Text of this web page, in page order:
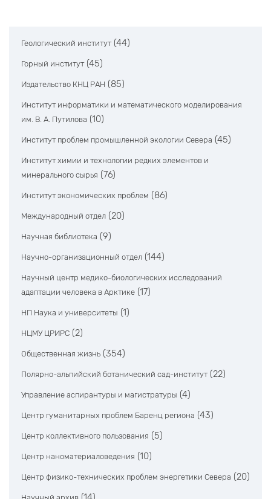
Геологический институт (44)
Горный институт (45)
Издательство КНЦ РАН (85)
Институт информатики и математического моделирования
им. В. А. Путилова (10)
Институт проблем промышленной экологии Севера (45)
Институт химии и технологии редких элементов и
минерального сырья (76)
Институт экономических проблем (86)
Международный отдел (20)
Научная библиотека (9)
Научно-организационный отдел (144)
Научный центр медико-биологических исследований
адаптации человека в Арктике (17)
НП Наука и университеты (1)
НЦМУ ЦРИРС (2)
Общественная жизнь (354)
Полярно-альпийский ботанический сад-институт (22)
Управление аспирантуры и магистратуры (4)
Центр гуманитарных проблем Баренц региона (43)
Центр коллективного пользования (5)
Центр наноматериаловедения (10)
Центр физико-технических проблем энергетики Севера (20)